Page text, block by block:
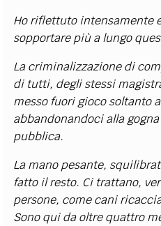
Ho riflettuto intensamente
sopportare più a lungo
La criminalizzazione di
di tutti, degli stessi
messo fuori gioco soltanto
abbandonandoci alla
pubblica.
La mano pesante,
fatto il resto. Ci trattano,
persone, come cani
Sono qui da oltre quattro